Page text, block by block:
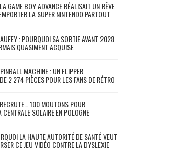
GAME BOY ADVANCE RÉALISAIT UN RÊVE
LA SUPER NINTENDO PARTOUT
: POURQUOI SA SORTIE AVANT 2028
QUASIMENT ACQUISE
MACHINE : UN FLIPPER
2 274 PIÈCES POUR LES FANS DE RÉTRO
100 MOUTONS POUR
CENTRALE SOLAIRE EN POLOGNE
LA HAUTE AUTORITÉ DE SANTÉ VEUT
CE JEU VIDÉO CONTRE LA DYSLEXIE